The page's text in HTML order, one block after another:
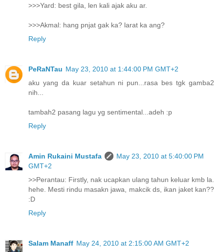
>>>Yard: best gila, len kali ajak aku ar.
>>>Akmal: hang pnjat gak ka? larat ka ang?
Reply
PeRaNTau May 23, 2010 at 1:44:00 PM GMT+2
aku yang da kuar setahun ni pun...rasa bes tgk gamba2
nih...
tambah2 pasang lagu yg sentimental...adeh :p
Reply
Amin Rukaini Mustafa
May 23, 2010 at 5:40:00 PM
GMT+2
>>Perantau: Firstly, nak ucapkan ulang tahun keluar kmb la.
hehe. Mesti rindu masakn jawa, makcik ds, ikan jaket kan??
:D
Reply
Salam Manaff May 24, 2010 at 2:15:00 AM GMT+2